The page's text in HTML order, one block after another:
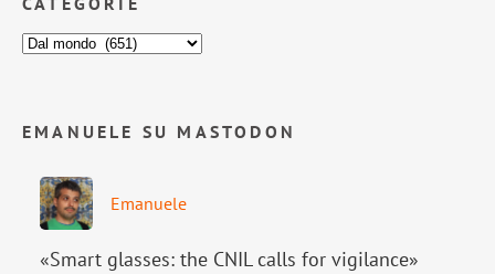
EMANUELE SU MASTODON
Emanuele
«Smart glasses: the CNIL calls for vigilance»